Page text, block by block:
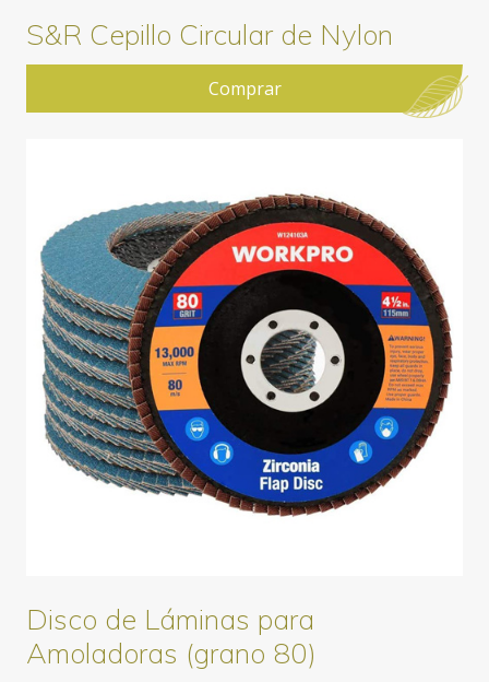
S&R Cepillo Circular de Nylon
Comprar
Disco de Láminas para
Amoladoras (grano 80)